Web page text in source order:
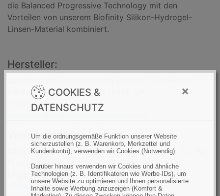
COOKIES &
DATENSCHUTZ
×
Um die ordnungsgemäße Funktion unserer Website
sicherzustellen (z. B. Warenkorb, Merkzettel und
Kundenkonto), verwenden wir Cookies (Notwendig).
Darüber hinaus verwenden wir Cookies und ähnliche
Technologien (z. B. Identifikatoren wie Werbe-IDs), um
unsere Website zu optimieren und Ihnen personalisierte
Inhalte sowie Werbung anzuzeigen (Komfort &
l
:
die Balanced Progressive Technology mit den
Vorteilen von unserem Biofinity Silikon-Hydrogel-
Linsen-Material kombiniert.
Hersteller:
Hamble, Southampton, SO31 4RF, UK,
https://coopervision.co.uk
Verantwortliche Person:
CooperVision CL Kft. [EN], Gorcsev Iván utca 7. C ép,
ProLogis Business Park, 2360 Gyál,
Ungarn,https://coopervision.hu,
AR@hu.coopervision.com